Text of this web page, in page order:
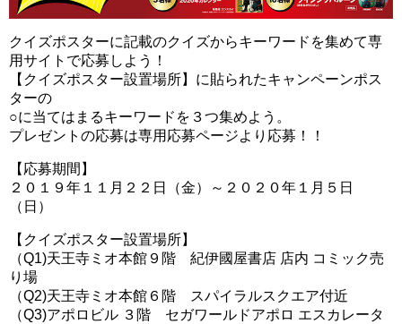
クイズポスターに記載のクイズからキーワードを集めて専
用サイトで応募しよう！
【クイズポスター設置場所】に貼られたキャンペーンポス
ターの
○に当てはまるキーワードを３つ集めよう。
プレゼントの応募は専用応募ページより応募！！
【応募期間】
２０１９年１１月２２日（金）～２０２０年１月５日
（日）
【クイズポスター設置場所】
（Q1)天王寺ミオ本館９階 紀伊國屋書店 店内 コミック売
り場
（Q2)天王寺ミオ本館６階 スパイラルスクエア付近
（Q3)アポロビル ３階 セガワールドアポロ エスカレータ